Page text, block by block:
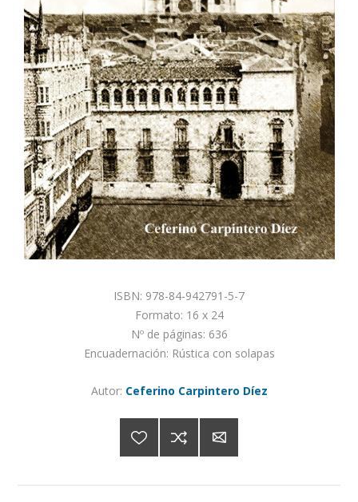
ISBN: 978-84-942791-5-7
Formato: 16 x 24
Nº de páginas: 636
Encuadernación: Rústica con solapas
Autor: Ceferino Carpintero Díez